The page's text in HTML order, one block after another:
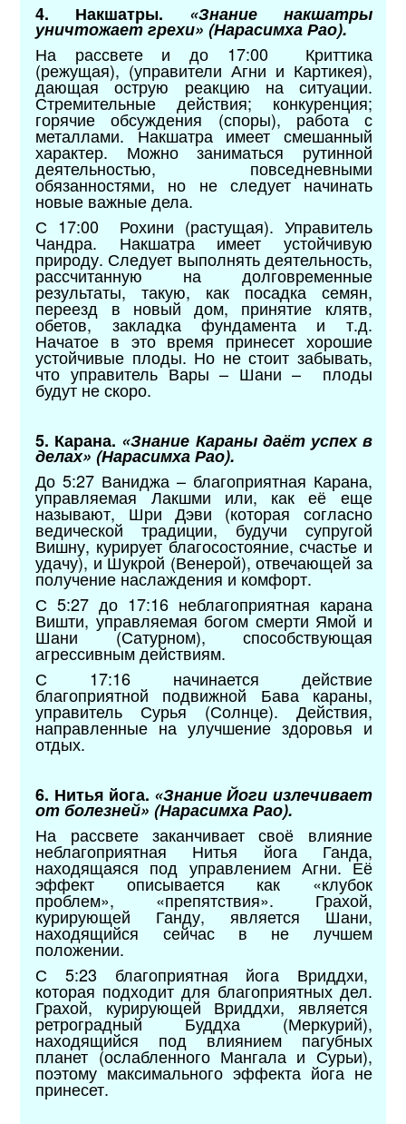
4. Накшатры. «Знание накшатры
уничтожает грехи» (Нарасимха Рао).
На рассвете и до 17:00 Криттика
(режущая), (управители Агни и Картикея),
дающая острую реакцию на ситуации.
Стремительные действия; конкуренция;
горячие обсуждения (споры), работа с
металлами. Накшатра имеет смешанный
характер. Можно заниматься рутинной
деятельностью, повседневными
обязанностями, но не следует начинать
новые важные дела.
С 17:00 Рохини (растущая). Управитель
Чандра. Накшатра имеет устойчивую
природу. Следует выполнять деятельность,
рассчитанную на долговременные
результаты, такую, как посадка семян,
переезд в новый дом, принятие клятв,
обетов, закладка фундамента и т.д.
Начатое в это время принесет хорошие
устойчивые плоды. Но не стоит забывать,
что управитель Вары – Шани – плоды
будут не скоро.
5. Карана. «Знание Караны даёт успех в
делах» (Нарасимха Рао).
До 5:27 Ваниджа – благоприятная Карана,
управляемая Лакшми или, как её еще
называют, Шри Дэви (которая согласно
ведической традиции, будучи супругой
Вишну, курирует благосостояние, счастье и
удачу), и Шукрой (Венерой), отвечающей за
получение наслаждения и комфорт.
С 5:27 до 17:16 неблагоприятная карана
Вишти, управляемая богом смерти Ямой и
Шани (Сатурном), способствующая
агрессивным действиям.
С 17:16 начинается действие
благоприятной подвижной Бава караны,
управитель Сурья (Солнце). Действия,
направленные на улучшение здоровья и
отдых.
6. Нитья йога. «Знание Йоги излечивает
от болезней» (Нарасимха Рао).
На рассвете заканчивает своё влияние
неблагоприятная Нитья йога Ганда,
находящаяся под управлением Агни. Её
эффект описывается как «клубок
проблем», «препятствия». Грахой,
курирующей Ганду, является Шани,
находящийся сейчас в не лучшем
положении.
С 5:23 благоприятная йога Вриддхи,
которая подходит для благоприятных дел.
Грахой, курирующей Вриддхи, является
ретроградный Буддха (Меркурий),
находящийся под влиянием пагубных
планет (ослабленного Мангала и Сурьи),
поэтому максимального эффекта йога не
принесет.